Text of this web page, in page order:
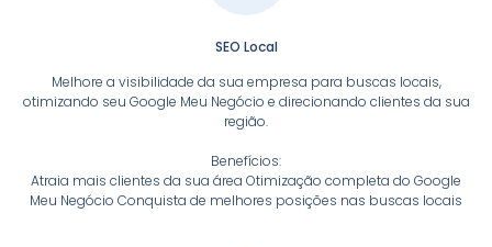
SEO Local
Melhore a visibilidade da sua empresa para buscas locais,
otimizando seu Google Meu Negócio e direcionando clientes da sua
região.
Benefícios:
Atraia mais clientes da sua área Otimização completa do Google
Meu Negócio Conquista de melhores posições nas buscas locais